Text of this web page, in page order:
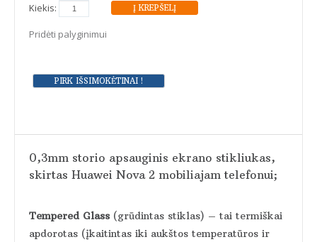
Kiekis:
Pridėti palyginimui
0,3mm storio apsauginis ekrano stikliukas,
skirtas Huawei Nova 2 mobiliajam telefonui;
Tempered Glass (grūdintas stiklas) – tai termiškai
apdorotas (įkaitintas iki aukštos temperatūros ir